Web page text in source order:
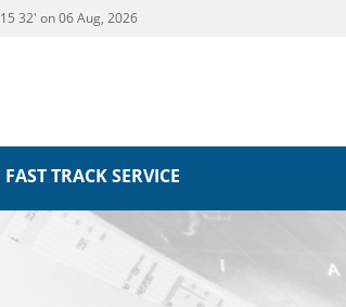
15 32' on 06 Aug, 2026
FAST TRACK SERVICE